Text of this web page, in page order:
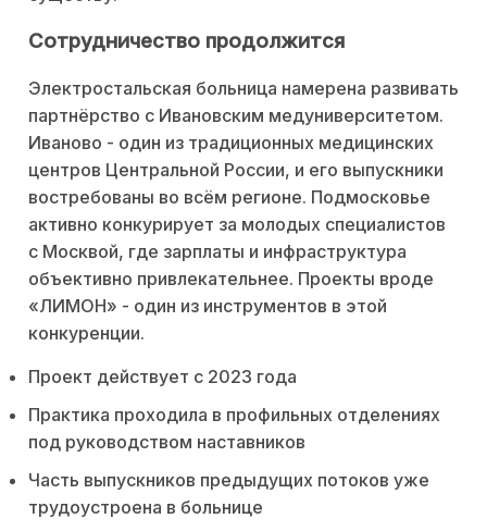
Сотрудничество продолжится
Электростальская больница намерена развивать
партнёрство с Ивановским медуниверситетом.
Иваново - один из традиционных медицинских
центров Центральной России, и его выпускники
востребованы во всём регионе. Подмосковье
активно конкурирует за молодых специалистов
с Москвой, где зарплаты и инфраструктура
объективно привлекательнее. Проекты вроде
«ЛИМОН» - один из инструментов в этой
конкуренции.
Проект действует с 2023 года
Практика проходила в профильных отделениях
под руководством наставников
Часть выпускников предыдущих потоков уже
трудоустроена в больнице